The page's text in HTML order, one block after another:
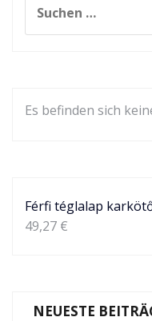
nach:
Es befinden sich
Férfi téglalap
49,27 €
NEUESTE